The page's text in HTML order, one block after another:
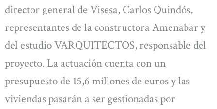
director general de Visesa, Carlos Quindós,
representantes de la constructora Amenabar y
del estudio VARQUITECTOS, responsable del
proyecto. La actuación cuenta con un
presupuesto de 15,6 millones de euros y las
viviendas pasarán a ser gestionadas por